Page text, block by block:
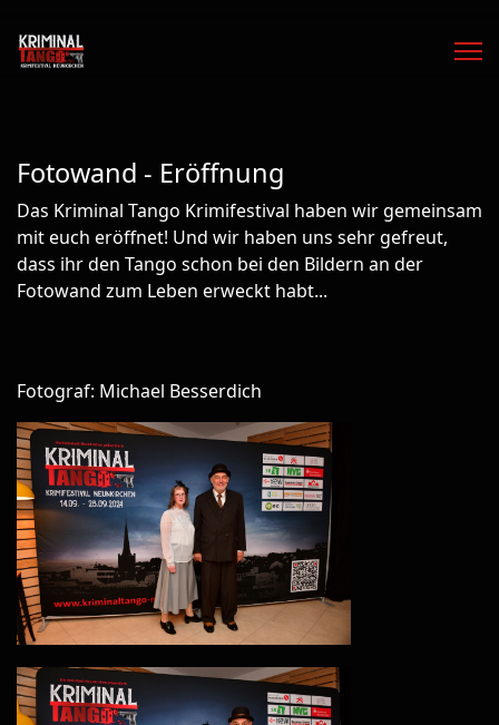
Fotowand - Eröffnung
Das Kriminal Tango Krimifestival haben wir gemeinsam
mit euch eröffnet! Und wir haben uns sehr gefreut,
dass ihr den Tango schon bei den Bildern an der
Fotowand zum Leben erweckt habt...
Fotograf: Michael Besserdich